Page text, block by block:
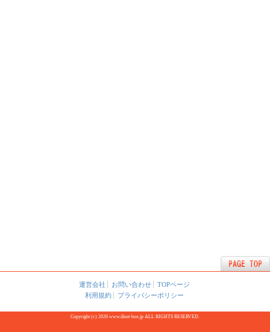
運営会社 お問い合わせ
TOPページ
利用規約
プライバシーポリシー
Copyright (c) 2026 www.illust-box.jp ALL RIGHTS RESERVED.